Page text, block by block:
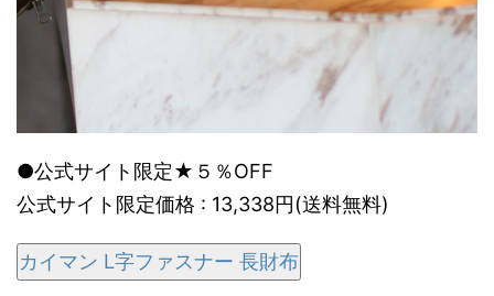
●公式サイト限定★５％OFF
公式サイト限定価格 : 13,338円(送料無料)
カイマン L字ファスナー 長財布